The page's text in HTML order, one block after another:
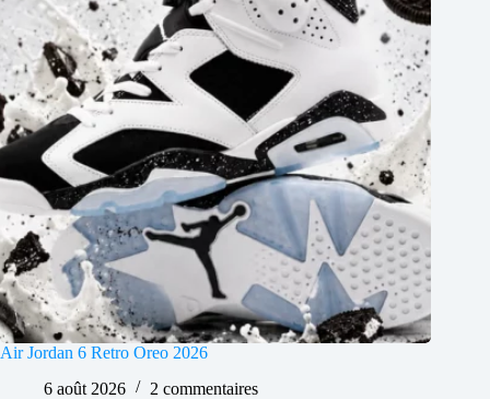
Air Jordan 6 Retro Oreo 2026
6 août 2026
2 commentaires